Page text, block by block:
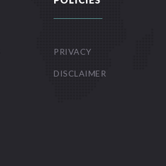
PRIVACY
DISCLAIMER